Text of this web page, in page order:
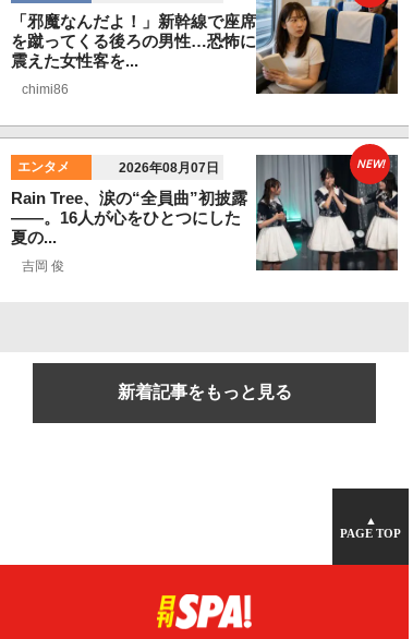
「邪魔なんだよ！」新幹線で座席
を蹴ってくる後ろの男性…恐怖に
震えた女性客を...
chimi86
エンタメ 2026年08月07日
Rain Tree、涙の“全員曲”初披露
――。16人が心をひとつにした
夏の...
吉岡 俊
NEW!
新着記事をもっと見る
▲
PAGE TOP